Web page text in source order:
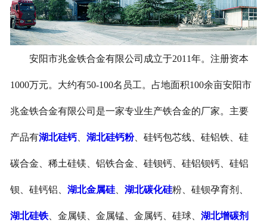
安阳市兆金铁合金有限公司成立于2011年。注册资本
1000万元。大约有50-100名员工。占地面积100余亩安阳市
兆金铁合金有限公司是一家专业生产铁合金的厂家。主要
产品有湖北硅钙、 湖北硅钙粉、硅钙包芯线、硅铝铁、硅
碳合金、稀土硅镁、铝铁合金、硅钡钙、硅铝钡钙、硅铝
钡、硅钙铝、 湖北金属硅、 湖北碳化硅粉、硅钡孕育剂、
湖北硅铁、金属镁、金属锰、金属钙、硅球、 湖北增碳剂